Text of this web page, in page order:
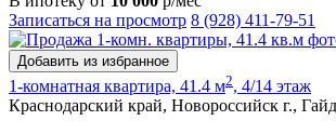
Записаться на просмотр 8 (928) 411-79-51
Добавить из избранное
1-комнатная квартира, 41.4 м2, 4/14 этаж
Краснодарский край, Новороссийск г.,